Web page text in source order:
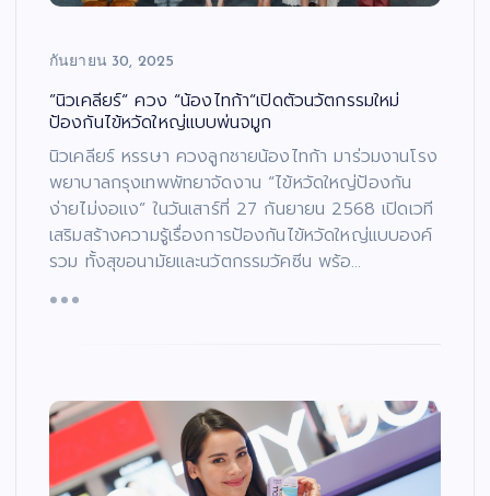
กันยายน 30, 2025
”นิวเคลียร์“ ควง “น้องไทก้า“เปิดตัวนวัตกรรมใหม่
ป้องกันไข้หวัดใหญ่แบบพ่นจมูก
นิวเคลียร์ หรรษา ควงลูกชายน้องไทก้า มาร่วมงานโรง
พยาบาลกรุงเทพพัทยาจัดงาน “ไข้หวัดใหญ่ป้องกัน
ง่ายไม่งอแง” ในวันเสาร์ที่ 27 กันยายน 2568 เปิดเวที
เสริมสร้างความรู้เรื่องการป้องกันไข้หวัดใหญ่แบบองค์
รวม ทั้งสุขอนามัยและนวัตกรรมวัคซีน พร้อ…